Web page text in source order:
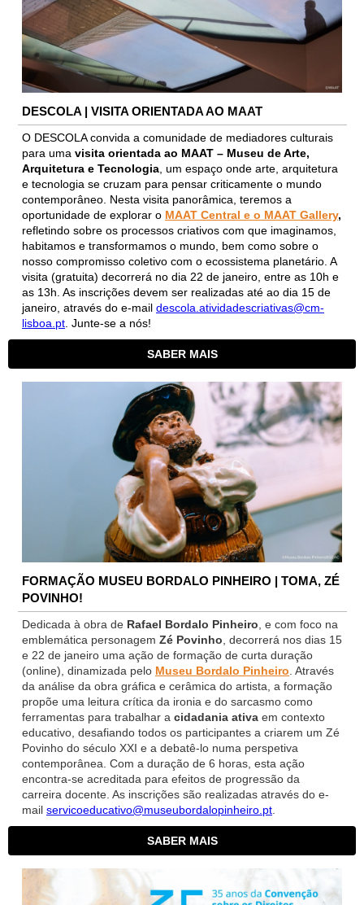
DESCOLA | VISITA ORIENTADA AO MAAT
O DESCOLA convida a comunidade de mediadores culturais
para uma visita orientada ao MAAT – Museu de Arte,
Arquitetura e Tecnologia , um espaço onde arte, arquitetura
e tecnologia se cruzam para pensar criticamente o mundo
contemporâneo. Nesta visita panorâmica, teremos a
oportunidade de explorar o MAAT Central e o MAAT Gallery,
refletindo sobre os processos criativos com que imaginamos,
habitamos e transformamos o mundo, bem como sobre o
nosso compromisso coletivo com o ecossistema planetário. A
visita (gratuita) decorrerá no dia 22 de janeiro, entre as 10h e
as 13h. As inscrições devem ser realizadas até ao dia 15 de
janeiro, através do e-mail descola.atividadescriativas@cm-
lisboa.pt . Junte-se a nós!
SABER MAIS
FORMAÇÃO MUSEU BORDALO PINHEIRO | TOMA, ZÉ
POVINHO!
Dedicada à obra de Rafael Bordalo Pinheiro , e com foco na
emblemática personagem Zé Povinho , decorrerá nos dias 15
e 22 de janeiro uma ação de formação de curta duração
(online), dinamizada pelo Museu Bordalo Pinheiro . Através
da análise da obra gráfica e cerâmica do artista, a formação
propõe uma leitura crítica da ironia e do sarcasmo como
ferramentas para trabalhar a cidadania ativa em contexto
educativo, desafiando todos os participantes a criarem um Zé
Povinho do século XXI e a debatê-lo numa perspetiva
contemporânea. Com a duração de 6 horas, esta ação
encontra-se acreditada para efeitos de progressão da
carreira docente. As inscrições são realizadas através do e-
mail servicoeducativo@museubordalopinheiro.pt
SABER MAIS